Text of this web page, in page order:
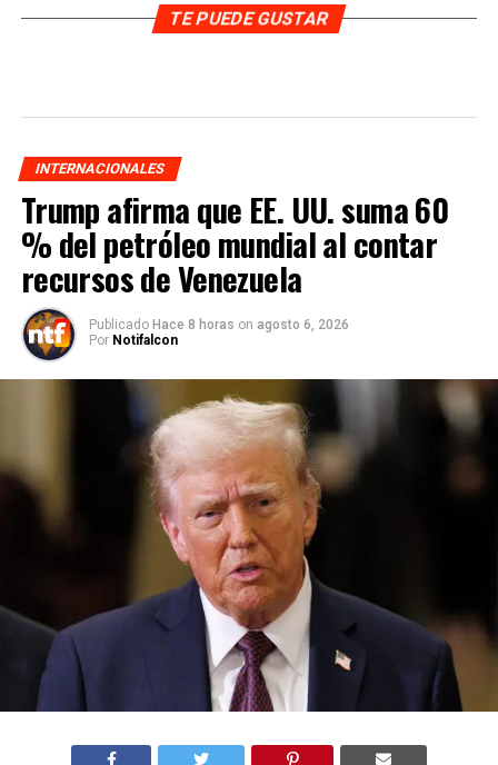
TE PUEDE GUSTAR
INTERNACIONALES
Trump afirma que EE. UU. suma 60
% del petróleo mundial al contar
recursos de Venezuela
Publicado Hace 8 horas on agosto 6, 2026
Por Notifalcon